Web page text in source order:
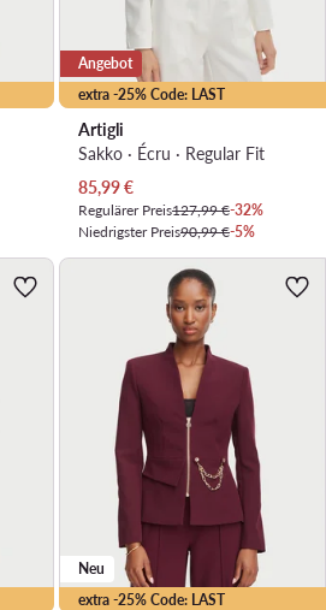
extra -25% Code: LAST
Angebot
Artigli
Sakko · Écru · Regular Fit
Aktueller Preis
85,99€
Regulärer Preis127,99 €-32%
Niedrigster Preis90,99 €-5%
extra -25% Code: LAST
Neu